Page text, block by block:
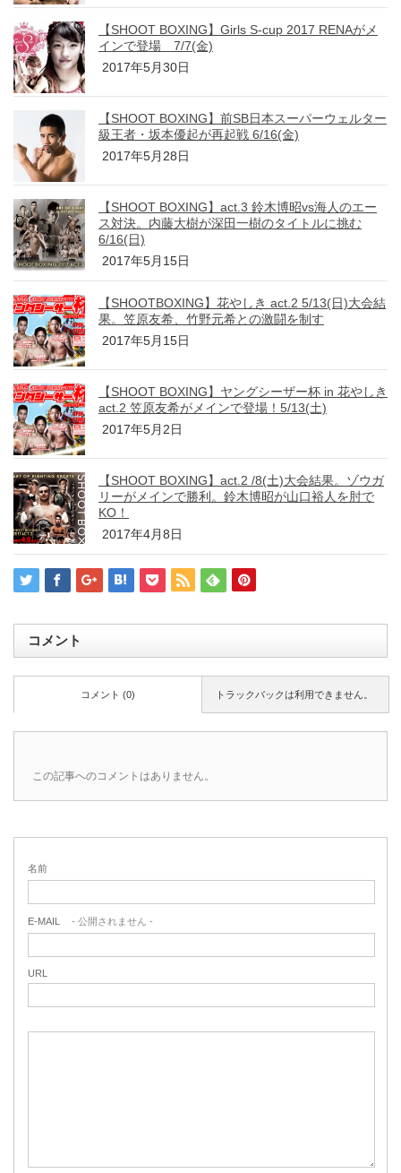
【SHOOT BOXING】Girls S-cup 2017 RENAがメ
インで登場 7/7(金)
2017年5月30日
【SHOOT BOXING】前SB日本スーパーウェルター
級王者・坂本優起が再起戦 6/16(金)
2017年5月28日
【SHOOT BOXING】act.3 鈴木博昭vs海人のエー
ス対決。内藤大樹が深田一樹のタイトルに挑む
6/16(日)
2017年5月15日
【SHOOTBOXING】花やしき act.2 5/13(日)大会結
果。笠原友希、竹野元希との激闘を制す
2017年5月15日
【SHOOT BOXING】ヤングシーザー杯 in 花やしき
act.2 笠原友希がメインで登場！5/13(土)
2017年5月2日
【SHOOT BOXING】act.2 /8(土)大会結果。ゾウガ
リーがメインで勝利。鈴木博昭が山口裕人を肘で
KO！
2017年4月8日
コメント
トラックバックは利用できません。
コメント (0)
この記事へのコメントはありません。
名前
E-MAIL - 公開されません -
URL